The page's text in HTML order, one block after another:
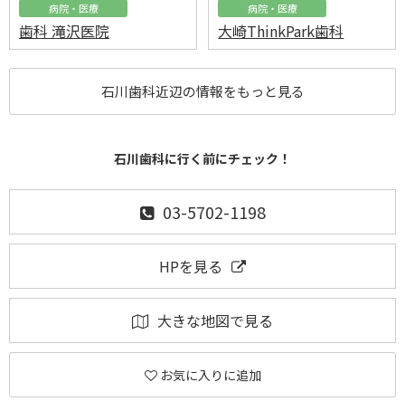
病院・医療
歯科 滝沢医院
病院・医療
大崎ThinkPark歯科
石川歯科近辺の情報をもっと見る
石川歯科に行く前にチェック！
03-5702-1198
HPを見る
大きな地図で見る
お気に入りに追加